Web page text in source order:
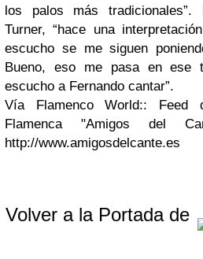
los palos más
Turner, “hace una
escucho se me siguen
Bueno, eso me pasa en ese
escucho a Fernando cantar”.
Vía Flamenco World:: Feed
Flamenca "Amigos del
http://www.amigosdelcante.es
Volver a la Portada de